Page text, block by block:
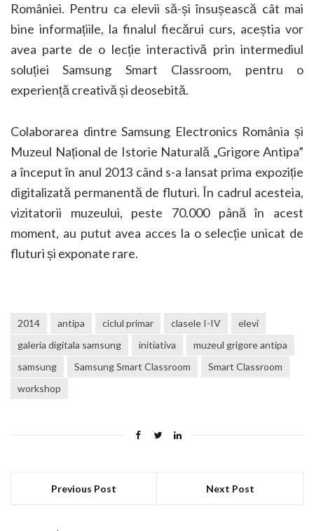
României. Pentru ca elevii să-și însușească cât mai
bine informațiile, la finalul fiecărui curs, aceștia vor
avea parte de o lecție interactivă prin intermediul
soluției Samsung Smart Classroom, pentru o
experiență creativă și deosebită.
Colaborarea dintre Samsung Electronics România și
Muzeul Național de Istorie Naturală „Grigore Antipa”
a început în anul 2013 când s-a lansat prima expoziție
digitalizată permanentă de fluturi. În cadrul acesteia,
vizitatorii muzeului, peste 70.000 până în acest
moment, au putut avea acces la o selecție unicat de
fluturi și exponate rare.
2014 antipa ciclul primar clasele I-IV
elevi
galeria digitala samsung
initiativa
muzeul grigore antipa
samsung
Samsung Smart Classroom
Smart Classroom
workshop
Previous Post Next Post